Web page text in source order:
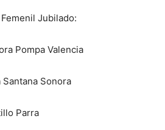
Jubilado:
Pompa Valencia
Sonora
Parra